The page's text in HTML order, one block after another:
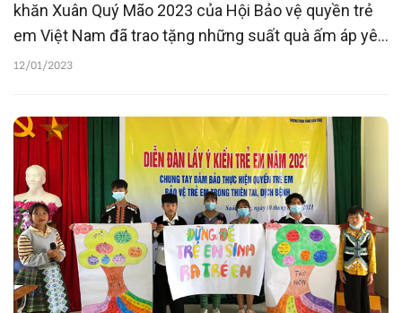
khăn Xuân Quý Mão 2023 của Hội Bảo vệ quyền trẻ
em Việt Nam đã trao tặng những suất quà ấm áp yêu
thương tới 50 em nhỏ tại thị xã Nghĩa Lộ, tỉnh Yên Bái.
12/01/2023